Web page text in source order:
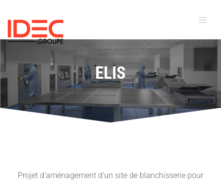
ELIS
Projet d’aménagement d’un site de blanchisserie pour